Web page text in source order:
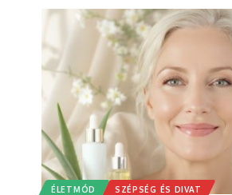
ÉLETMÓD SZÉPSÉG ÉS DIVAT